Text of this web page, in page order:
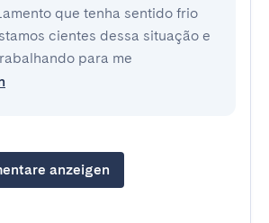
que tenha sentido frio
cientes dessa situação e
para me
anzeigen